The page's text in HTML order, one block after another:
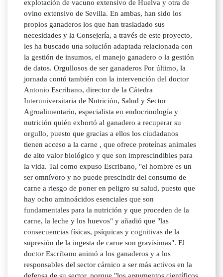
explotación de vacuno extensivo de Huelva y otra de
ovino extensivo de Sevilla. En ambas, han sido los
propios ganaderos los que han trasladado sus
necesidades y la Consejería, a través de este proyecto,
les ha buscado una solución adaptada relacionada con
la gestión de insumos, el manejo ganadero o la gestión
de datos. Orgullosos de ser ganaderos Por último, la
jornada contó también con la intervención del doctor
Antonio Escribano, director de la Cátedra
Interuniversitaria de Nutrición, Salud y Sector
Agroalimentario, especialista en endocrinología y
nutrición quién exhortó al ganadero a recuperar su
orgullo, puesto que gracias a ellos los ciudadanos
tienen acceso a la carne , que ofrece proteínas animales
de alto valor biológico y que son imprescindibles para
la vida. Tal como expuso Escribano, "el hombre es un
ser omnívoro y no puede prescindir del consumo de
carne a riesgo de poner en peligro su salud, puesto que
hay ocho aminoácidos esenciales que son
fundamentales para la nutrición y que proceden de la
carne, la leche y los huevos" y añadió que "las
consecuencias físicas, psíquicas y cognitivas de la
supresión de la ingesta de carne son gravísimas". El
doctor Escribano animó a los ganaderos y a los
responsables del sector cárnico a ser más activos en la